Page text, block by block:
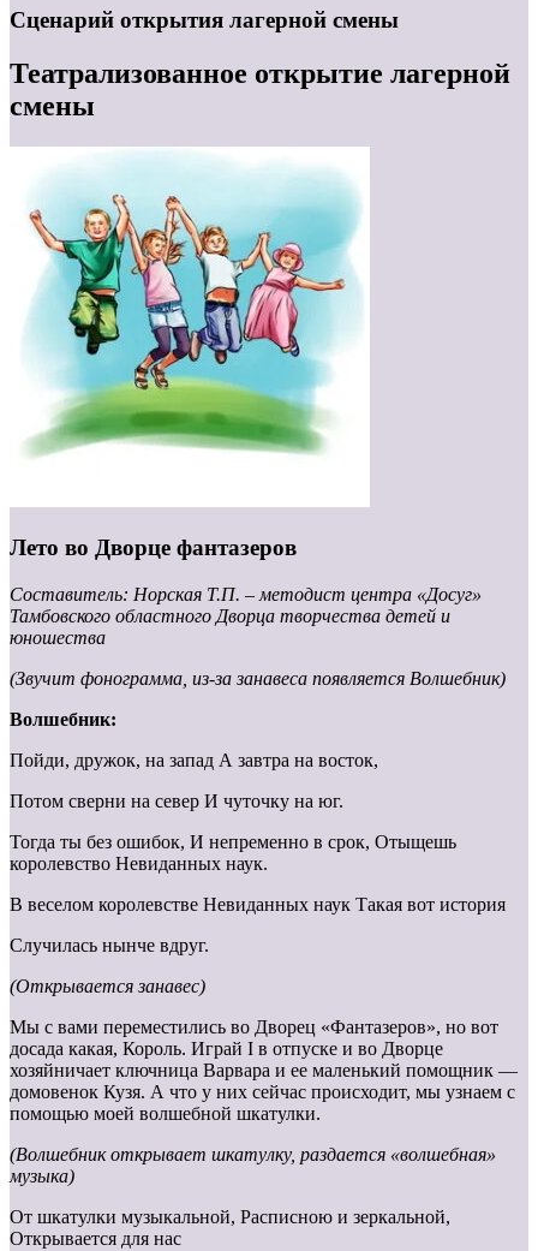
Сценарий открытия лагерной смены
Театрализованное открытие лагерной
смены
Лето во Дворце фантазеров
Составитель: Норская Т.П. – методист центра «Досуг»
Тамбовского областного Дворца творчества детей и
юношества
(Звучит фонограмма, из-за занавеса появляется Волшебник)
Волшебник:
Пойди, дружок, на запад А завтра на восток,
Потом сверни на север И чуточку на юг.
Тогда ты без ошибок, И непременно в срок, Отыщешь
королевство Невиданных наук.
В веселом королевстве Невиданных наук Такая вот история
Случилась нынче вдруг.
(Открывается занавес)
Мы с вами переместились во Дворец «Фантазеров», но вот
досада какая, Король. Играй I в отпуске и во Дворце
хозяйничает ключница Варвара и ее маленький помощник —
домовенок Кузя. А что у них сейчас происходит, мы узнаем с
помощью моей волшебной шкатулки.
(Волшебник открывает шкатулку, раздается «волшебная»
музыка)
От шкатулки музыкальной, Расписною и зеркальной,
Открывается для нас